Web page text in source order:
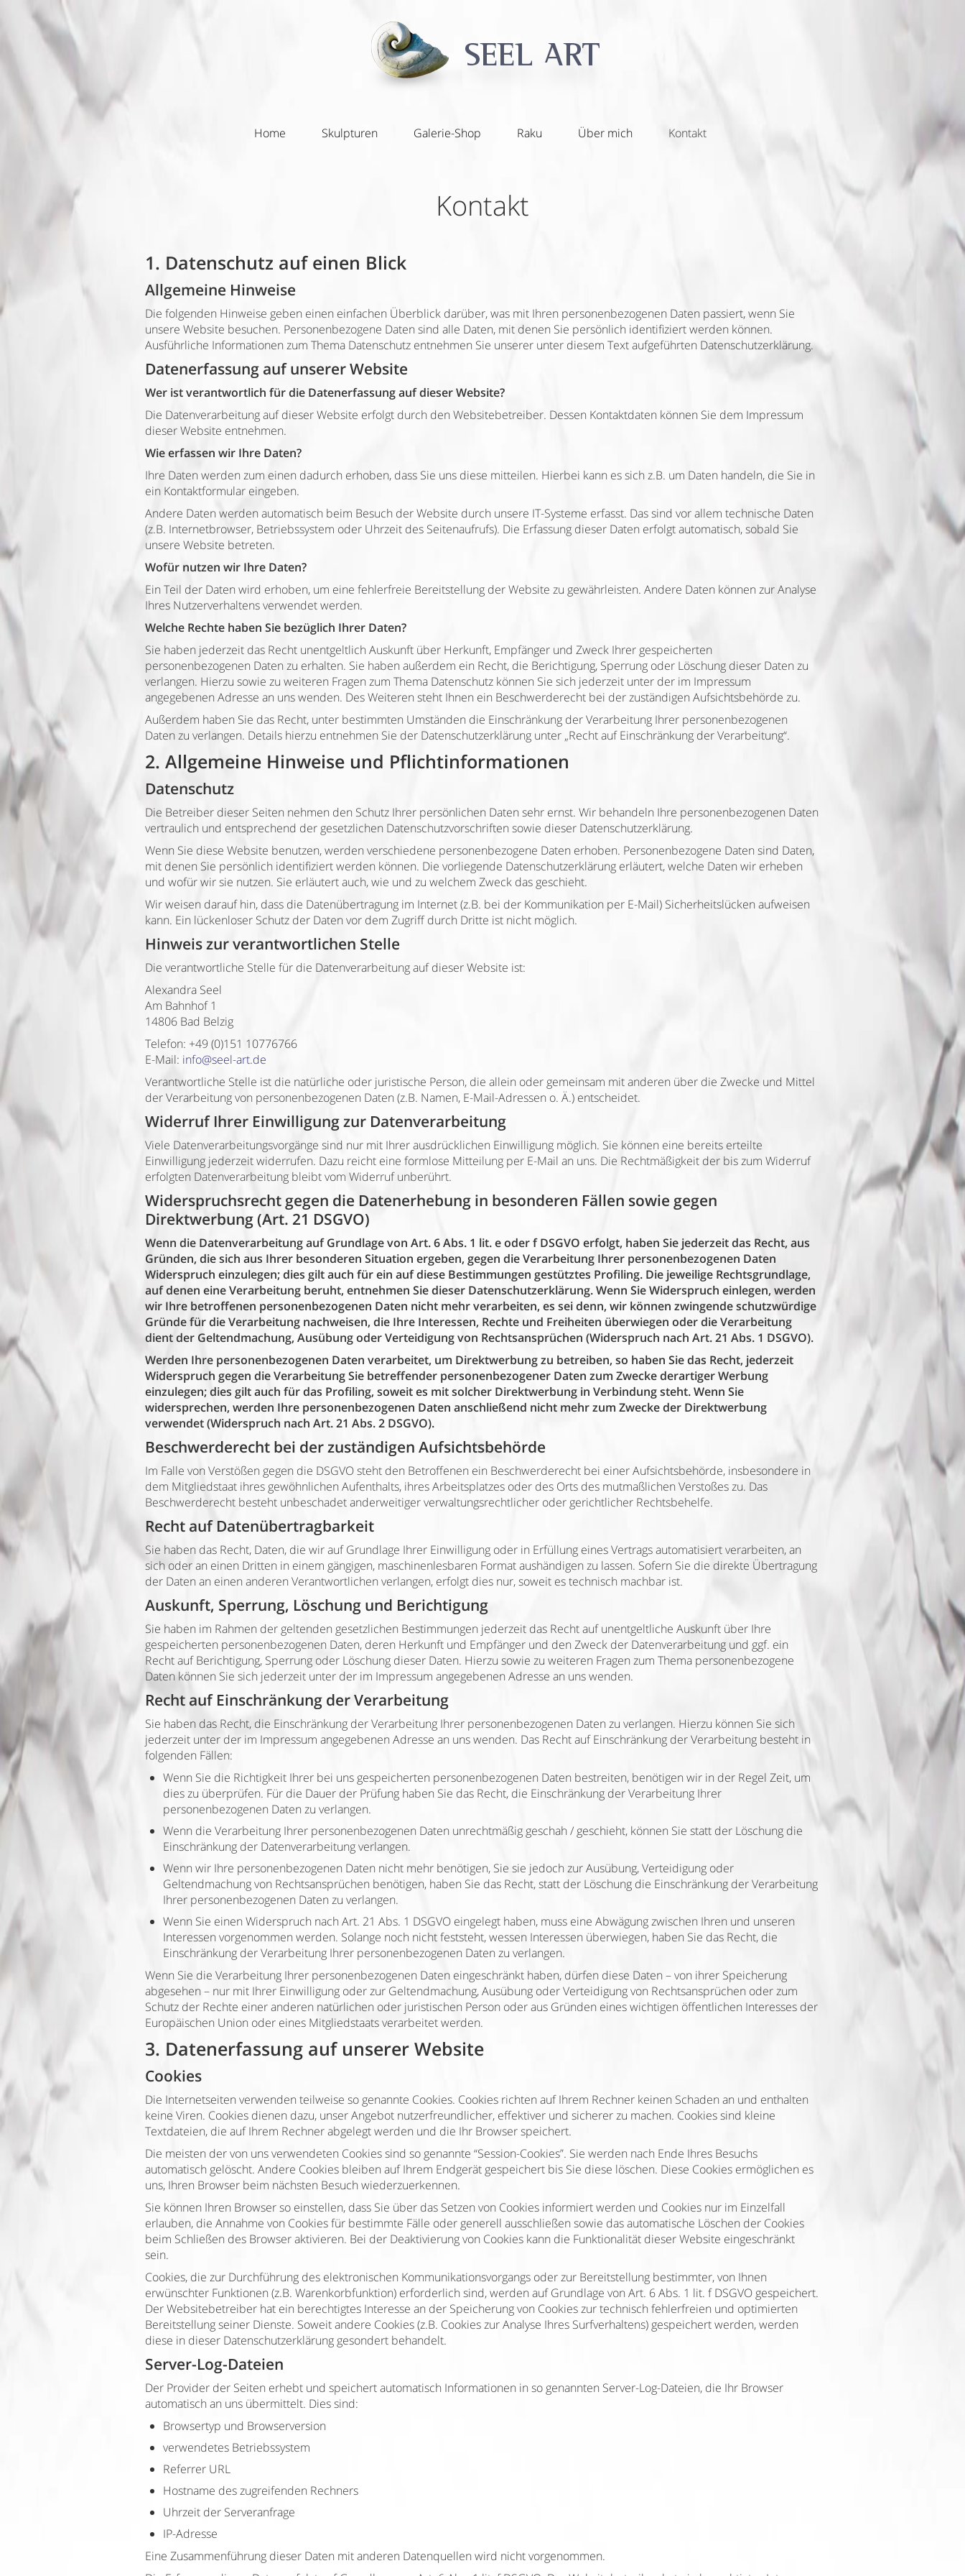
Home Skulpturen Galerie-Shop Raku Über mich Kontakt
Kontakt
1. Datenschutz auf einen Blick
Allgemeine Hinweise
Die folgenden Hinweise geben einen einfachen Überblick darüber, was mit Ihren personenbezogenen Daten passiert, wenn Sie
unsere Website besuchen. Personenbezogene Daten sind alle Daten, mit denen Sie persönlich identifiziert werden können.
Ausführliche Informationen zum Thema Datenschutz entnehmen Sie unserer unter diesem Text aufgeführten Datenschutzerklärung.
Datenerfassung auf unserer Website
Wer ist verantwortlich für die Datenerfassung auf dieser Website?
Die Datenverarbeitung auf dieser Website erfolgt durch den Websitebetreiber. Dessen Kontaktdaten können Sie dem Impressum
dieser Website entnehmen.
Wie erfassen wir Ihre Daten?
Ihre Daten werden zum einen dadurch erhoben, dass Sie uns diese mitteilen. Hierbei kann es sich z.B. um Daten handeln, die Sie in
ein Kontaktformular eingeben.
Andere Daten werden automatisch beim Besuch der Website durch unsere IT-Systeme erfasst. Das sind vor allem technische Daten
(z.B. Internetbrowser, Betriebssystem oder Uhrzeit des Seitenaufrufs). Die Erfassung dieser Daten erfolgt automatisch, sobald Sie
unsere Website betreten.
Wofür nutzen wir Ihre Daten?
Ein Teil der Daten wird erhoben, um eine fehlerfreie Bereitstellung der Website zu gewährleisten. Andere Daten können zur Analyse
Ihres Nutzerverhaltens verwendet werden.
Welche Rechte haben Sie bezüglich Ihrer Daten?
Sie haben jederzeit das Recht unentgeltlich Auskunft über Herkunft, Empfänger und Zweck Ihrer gespeicherten
personenbezogenen Daten zu erhalten. Sie haben außerdem ein Recht, die Berichtigung, Sperrung oder Löschung dieser Daten zu
verlangen. Hierzu sowie zu weiteren Fragen zum Thema Datenschutz können Sie sich jederzeit unter der im Impressum
angegebenen Adresse an uns wenden. Des Weiteren steht Ihnen ein Beschwerderecht bei der zuständigen Aufsichtsbehörde zu.
Außerdem haben Sie das Recht, unter bestimmten Umständen die Einschränkung der Verarbeitung Ihrer personenbezogenen
Daten zu verlangen. Details hierzu entnehmen Sie der Datenschutzerklärung unter „Recht auf Einschränkung der Verarbeitung“.
2. Allgemeine Hinweise und Pflichtinformationen
Datenschutz
Die Betreiber dieser Seiten nehmen den Schutz Ihrer persönlichen Daten sehr ernst. Wir behandeln Ihre personenbezogenen Daten
vertraulich und entsprechend der gesetzlichen Datenschutzvorschriften sowie dieser Datenschutzerklärung.
Wenn Sie diese Website benutzen, werden verschiedene personenbezogene Daten erhoben. Personenbezogene Daten sind Daten,
mit denen Sie persönlich identifiziert werden können. Die vorliegende Datenschutzerklärung erläutert, welche Daten wir erheben
und wofür wir sie nutzen. Sie erläutert auch, wie und zu welchem Zweck das geschieht.
Wir weisen darauf hin, dass die Datenübertragung im Internet (z.B. bei der Kommunikation per E-Mail) Sicherheitslücken aufweisen
kann. Ein lückenloser Schutz der Daten vor dem Zugriff durch Dritte ist nicht möglich.
Hinweis zur verantwortlichen Stelle
Die verantwortliche Stelle für die Datenverarbeitung auf dieser Website ist:
Alexandra Seel
Am Bahnhof 1
14806 Bad Belzig
Telefon: +49 (0)151 10776766
E-Mail: info@seel-art.de
Verantwortliche Stelle ist die natürliche oder juristische Person, die allein oder gemeinsam mit anderen über die Zwecke und Mittel
der Verarbeitung von personenbezogenen Daten (z.B. Namen, E-Mail-Adressen o. Ä.) entscheidet.
Widerruf Ihrer Einwilligung zur Datenverarbeitung
Viele Datenverarbeitungsvorgänge sind nur mit Ihrer ausdrücklichen Einwilligung möglich. Sie können eine bereits erteilte
Einwilligung jederzeit widerrufen. Dazu reicht eine formlose Mitteilung per E-Mail an uns. Die Rechtmäßigkeit der bis zum Widerruf
erfolgten Datenverarbeitung bleibt vom Widerruf unberührt.
Widerspruchsrecht gegen die Datenerhebung in besonderen Fällen sowie gegen
Direktwerbung (Art. 21 DSGVO)
Wenn die Datenverarbeitung auf Grundlage von Art. 6 Abs. 1 lit. e oder f DSGVO erfolgt, haben Sie jederzeit das Recht, aus
Gründen, die sich aus Ihrer besonderen Situation ergeben, gegen die Verarbeitung Ihrer personenbezogenen Daten
Widerspruch einzulegen; dies gilt auch für ein auf diese Bestimmungen gestütztes Profiling. Die jeweilige Rechtsgrundlage,
auf denen eine Verarbeitung beruht, entnehmen Sie dieser Datenschutzerklärung. Wenn Sie Widerspruch einlegen, werden
wir Ihre betroffenen personenbezogenen Daten nicht mehr verarbeiten, es sei denn, wir können zwingende schutzwürdige
Gründe für die Verarbeitung nachweisen, die Ihre Interessen, Rechte und Freiheiten überwiegen oder die Verarbeitung
dient der Geltendmachung, Ausübung oder Verteidigung von Rechtsansprüchen (Widerspruch nach Art. 21 Abs. 1 DSGVO).
Werden Ihre personenbezogenen Daten verarbeitet, um Direktwerbung zu betreiben, so haben Sie das Recht, jederzeit
Widerspruch gegen die Verarbeitung Sie betreffender personenbezogener Daten zum Zwecke derartiger Werbung
einzulegen; dies gilt auch für das Profiling, soweit es mit solcher Direktwerbung in Verbindung steht. Wenn Sie
widersprechen, werden Ihre personenbezogenen Daten anschließend nicht mehr zum Zwecke der Direktwerbung
verwendet (Widerspruch nach Art. 21 Abs. 2 DSGVO).
Beschwerderecht bei der zuständigen Aufsichtsbehörde
Im Falle von Verstößen gegen die DSGVO steht den Betroffenen ein Beschwerderecht bei einer Aufsichtsbehörde, insbesondere in
dem Mitgliedstaat ihres gewöhnlichen Aufenthalts, ihres Arbeitsplatzes oder des Orts des mutmaßlichen Verstoßes zu. Das
Beschwerderecht besteht unbeschadet anderweitiger verwaltungsrechtlicher oder gerichtlicher Rechtsbehelfe.
Recht auf Datenübertragbarkeit
Sie haben das Recht, Daten, die wir auf Grundlage Ihrer Einwilligung oder in Erfüllung eines Vertrags automatisiert verarbeiten, an
sich oder an einen Dritten in einem gängigen, maschinenlesbaren Format aushändigen zu lassen. Sofern Sie die direkte Übertragung
der Daten an einen anderen Verantwortlichen verlangen, erfolgt dies nur, soweit es technisch machbar ist.
Auskunft, Sperrung, Löschung und Berichtigung
Sie haben im Rahmen der geltenden gesetzlichen Bestimmungen jederzeit das Recht auf unentgeltliche Auskunft über Ihre
gespeicherten personenbezogenen Daten, deren Herkunft und Empfänger und den Zweck der Datenverarbeitung und ggf. ein
Recht auf Berichtigung, Sperrung oder Löschung dieser Daten. Hierzu sowie zu weiteren Fragen zum Thema personenbezogene
Daten können Sie sich jederzeit unter der im Impressum angegebenen Adresse an uns wenden.
Recht auf Einschränkung der Verarbeitung
Sie haben das Recht, die Einschränkung der Verarbeitung Ihrer personenbezogenen Daten zu verlangen. Hierzu können Sie sich
jederzeit unter der im Impressum angegebenen Adresse an uns wenden. Das Recht auf Einschränkung der Verarbeitung besteht in
folgenden Fällen:
Wenn Sie die Richtigkeit Ihrer bei uns gespeicherten personenbezogenen Daten bestreiten, benötigen wir in der Regel Zeit, um
dies zu überprüfen. Für die Dauer der Prüfung haben Sie das Recht, die Einschränkung der Verarbeitung Ihrer
personenbezogenen Daten zu verlangen.
Wenn die Verarbeitung Ihrer personenbezogenen Daten unrechtmäßig geschah / geschieht, können Sie statt der Löschung die
Einschränkung der Datenverarbeitung verlangen.
Wenn wir Ihre personenbezogenen Daten nicht mehr benötigen, Sie sie jedoch zur Ausübung, Verteidigung oder
Geltendmachung von Rechtsansprüchen benötigen, haben Sie das Recht, statt der Löschung die Einschränkung der Verarbeitung
Ihrer personenbezogenen Daten zu verlangen.
Wenn Sie einen Widerspruch nach Art. 21 Abs. 1 DSGVO eingelegt haben, muss eine Abwägung zwischen Ihren und unseren
Interessen vorgenommen werden. Solange noch nicht feststeht, wessen Interessen überwiegen, haben Sie das Recht, die
Einschränkung der Verarbeitung Ihrer personenbezogenen Daten zu verlangen.
Wenn Sie die Verarbeitung Ihrer personenbezogenen Daten eingeschränkt haben, dürfen diese Daten – von ihrer Speicherung
abgesehen – nur mit Ihrer Einwilligung oder zur Geltendmachung, Ausübung oder Verteidigung von Rechtsansprüchen oder zum
Schutz der Rechte einer anderen natürlichen oder juristischen Person oder aus Gründen eines wichtigen öffentlichen Interesses der
Europäischen Union oder eines Mitgliedstaats verarbeitet werden.
3. Datenerfassung auf unserer Website
Cookies
Die Internetseiten verwenden teilweise so genannte Cookies. Cookies richten auf Ihrem Rechner keinen Schaden an und enthalten
keine Viren. Cookies dienen dazu, unser Angebot nutzerfreundlicher, effektiver und sicherer zu machen. Cookies sind kleine
Textdateien, die auf Ihrem Rechner abgelegt werden und die Ihr Browser speichert.
Die meisten der von uns verwendeten Cookies sind so genannte “Session-Cookies”. Sie werden nach Ende Ihres Besuchs
automatisch gelöscht. Andere Cookies bleiben auf Ihrem Endgerät gespeichert bis Sie diese löschen. Diese Cookies ermöglichen es
uns, Ihren Browser beim nächsten Besuch wiederzuerkennen.
Sie können Ihren Browser so einstellen, dass Sie über das Setzen von Cookies informiert werden und Cookies nur im Einzelfall
erlauben, die Annahme von Cookies für bestimmte Fälle oder generell ausschließen sowie das automatische Löschen der Cookies
beim Schließen des Browser aktivieren. Bei der Deaktivierung von Cookies kann die Funktionalität dieser Website eingeschränkt
sein.
Cookies, die zur Durchführung des elektronischen Kommunikationsvorgangs oder zur Bereitstellung bestimmter, von Ihnen
erwünschter Funktionen (z.B. Warenkorbfunktion) erforderlich sind, werden auf Grundlage von Art. 6 Abs. 1 lit. f DSGVO gespeichert.
Der Websitebetreiber hat ein berechtigtes Interesse an der Speicherung von Cookies zur technisch fehlerfreien und optimierten
Bereitstellung seiner Dienste. Soweit andere Cookies (z.B. Cookies zur Analyse Ihres Surfverhaltens) gespeichert werden, werden
diese in dieser Datenschutzerklärung gesondert behandelt.
Server-Log-Dateien
Der Provider der Seiten erhebt und speichert automatisch Informationen in so genannten Server-Log-Dateien, die Ihr Browser
automatisch an uns übermittelt. Dies sind:
Browsertyp und Browserversion
verwendetes Betriebssystem
Referrer URL
Hostname des zugreifenden Rechners
Uhrzeit der Serveranfrage
IP-Adresse
Eine Zusammenführung dieser Daten mit anderen Datenquellen wird nicht vorgenommen.